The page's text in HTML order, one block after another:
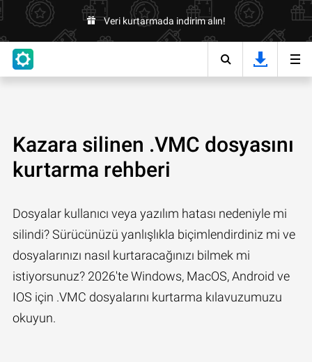
Veri kurtarmada indirim alın!
Kazara silinen .VMC dosyasını
kurtarma rehberi
Dosyalar kullanıcı veya yazılım hatası nedeniyle mi
silindi? Sürücünüzü yanlışlıkla biçimlendirdiniz mi ve
dosyalarınızı nasıl kurtaracağınızı bilmek mi
istiyorsunuz? 2026'te Windows, MacOS, Android ve
IOS için .VMC dosyalarını kurtarma kılavuzumuzu
okuyun.